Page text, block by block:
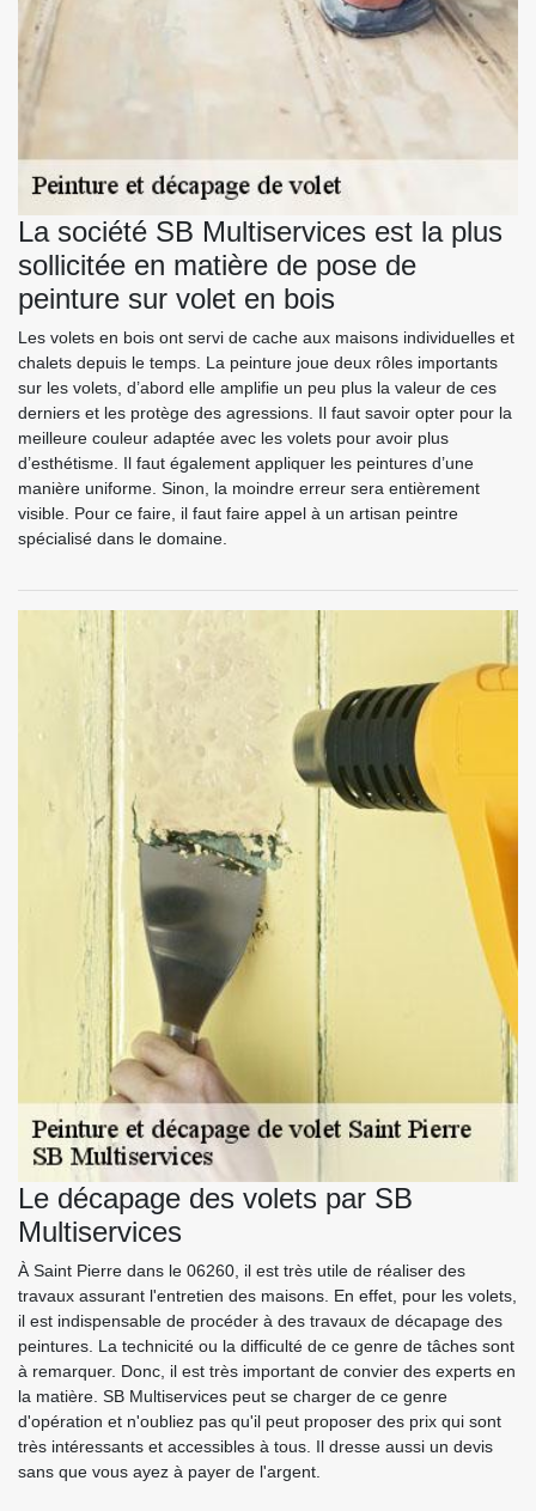
La société SB Multiservices est la plus
sollicitée en matière de pose de
peinture sur volet en bois
Les volets en bois ont servi de cache aux maisons individuelles et
chalets depuis le temps. La peinture joue deux rôles importants
sur les volets, d’abord elle amplifie un peu plus la valeur de ces
derniers et les protège des agressions. Il faut savoir opter pour la
meilleure couleur adaptée avec les volets pour avoir plus
d’esthétisme. Il faut également appliquer les peintures d’une
manière uniforme. Sinon, la moindre erreur sera entièrement
visible. Pour ce faire, il faut faire appel à un artisan peintre
spécialisé dans le domaine.
Le décapage des volets par SB
Multiservices
À Saint Pierre dans le 06260, il est très utile de réaliser des
travaux assurant l'entretien des maisons. En effet, pour les volets,
il est indispensable de procéder à des travaux de décapage des
peintures. La technicité ou la difficulté de ce genre de tâches sont
à remarquer. Donc, il est très important de convier des experts en
la matière. SB Multiservices peut se charger de ce genre
d'opération et n'oubliez pas qu'il peut proposer des prix qui sont
très intéressants et accessibles à tous. Il dresse aussi un devis
sans que vous ayez à payer de l'argent.